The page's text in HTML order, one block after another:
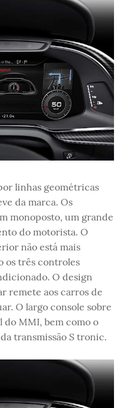
linhas geométricas
da marca. Os
monoposto, um grande
do motorista. O
não está mais
os três controles
O design
remete aos carros de
O largo console sobre
MMI, bem como o
transmissão S tronic.